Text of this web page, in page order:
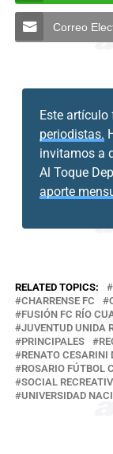
Correo
Este artículo
periodistas.
invitamos a
Al Toque
aporte
RELATED TOPICS:
CHARRENSE FC
FUSIÓN FC RÍO
JUVENTUD UNIDA
PRINCIPALES
RENATO CESARINI
ROSARIO FÚTBOL
SOCIAL
UNIVERSIDAD